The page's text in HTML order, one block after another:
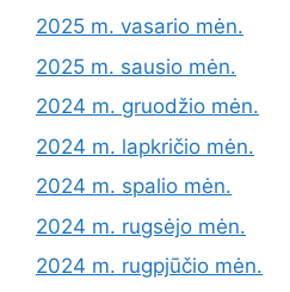
2025 m. vasario mėn.
2025 m. sausio mėn.
2024 m. gruodžio mėn.
2024 m. lapkričio mėn.
2024 m. spalio mėn.
2024 m. rugsėjo mėn.
2024 m. rugpjūčio mėn.